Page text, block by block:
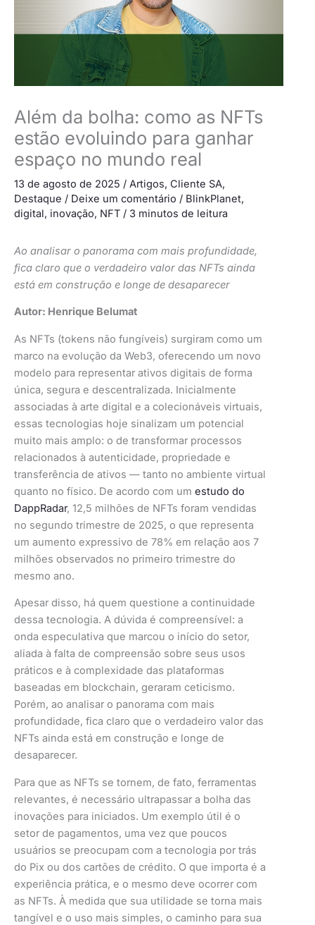
Além da bolha: como as NFTs
estão evoluindo para ganhar
espaço no mundo real
13 de agosto de 2025 / Artigos, Cliente SA,
Destaque / Deixe um comentário / BlinkPlanet,
digital, inovação, NFT / 3 minutos de leitura
Ao analisar o panorama com mais profundidade,
fica claro que o verdadeiro valor das NFTs ainda
está em construção e longe de desaparecer
Autor: Henrique Belumat
As NFTs (tokens não fungíveis) surgiram como um
marco na evolução da Web3, oferecendo um novo
modelo para representar ativos digitais de forma
única, segura e descentralizada. Inicialmente
associadas à arte digital e a colecionáveis virtuais,
essas tecnologias hoje sinalizam um potencial
muito mais amplo: o de transformar processos
relacionados à autenticidade, propriedade e
transferência de ativos — tanto no ambiente virtual
quanto no físico. De acordo com um estudo do
DappRadar, 12,5 milhões de NFTs foram vendidas
no segundo trimestre de 2025, o que representa
um aumento expressivo de 78% em relação aos 7
milhões observados no primeiro trimestre do
mesmo ano.
Apesar disso, há quem questione a continuidade
dessa tecnologia. A dúvida é compreensível: a
onda especulativa que marcou o início do setor,
aliada à falta de compreensão sobre seus usos
práticos e à complexidade das plataformas
baseadas em blockchain, geraram ceticismo.
Porém, ao analisar o panorama com mais
profundidade, fica claro que o verdadeiro valor das
NFTs ainda está em construção e longe de
desaparecer.
Para que as NFTs se tornem, de fato, ferramentas
relevantes, é necessário ultrapassar a bolha das
inovações para iniciados. Um exemplo útil é o
setor de pagamentos, uma vez que poucos
usuários se preocupam com a tecnologia por trás
do Pix ou dos cartões de crédito. O que importa é a
experiência prática, e o mesmo deve ocorrer com
as NFTs. À medida que sua utilidade se torna mais
tangível e o uso mais simples, o caminho para sua